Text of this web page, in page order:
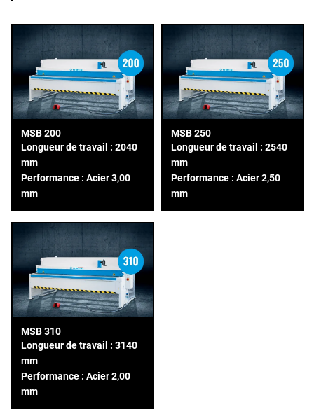
MSB 200
Longueur de travail : 2040
mm
Performance : Acier 3,00
mm
MSB 250
Longueur de travail : 2540
mm
Performance : Acier 2,50
mm
MSB 310
Longueur de travail : 3140
mm
Performance : Acier 2,00
mm